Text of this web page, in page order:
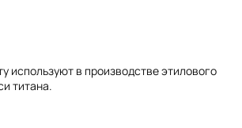
используют в производстве этилового
титана.